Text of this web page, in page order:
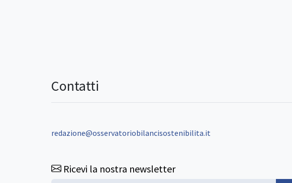
Contatti
redazione@osservatoriobilancisostenibilita.it
Ricevi la nostra newsletter